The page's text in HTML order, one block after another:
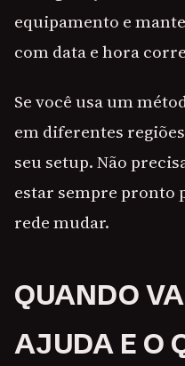
equipamento e
com data e hora
Se você usa um
em diferentes
seu setup. Não
estar sempre pronto
rede mudar.
QUANDO
AJUDA E O